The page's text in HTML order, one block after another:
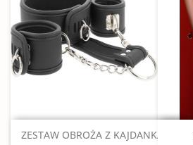
Szybki podgląd
ZESTAW OBROŻA Z KAJDANKAMI